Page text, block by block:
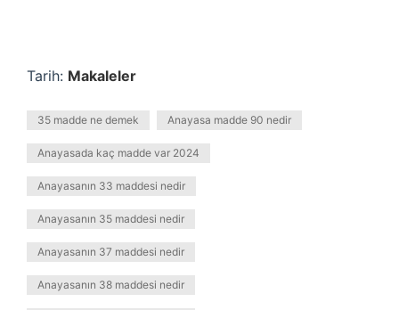
Tarih: Makaleler
35 madde ne demek Anayasa madde 90 nedir
Anayasada kaç madde var 2024
Anayasanın 33 maddesi nedir
Anayasanın 35 maddesi nedir
Anayasanın 37 maddesi nedir
Anayasanın 38 maddesi nedir